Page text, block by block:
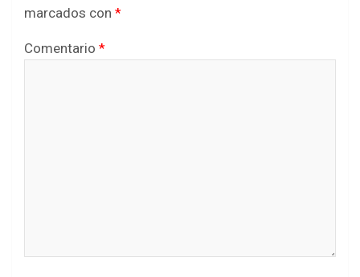
marcados con *
Comentario *